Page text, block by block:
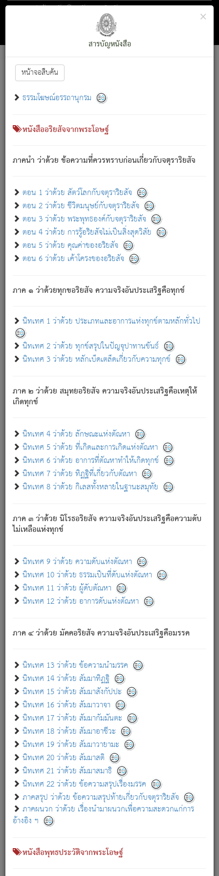
ตอน 1 ว่าด้วย สัตว์โลกกับจตุราริยสัจ
สารบัญ×
สารบัญหนังสือ
หน้าจอสืบค้น
ธรรมโฆษณ์อรรถานุกรม
หนังสืออริยสัจจากพระโอษฐ์
ภาคนำ ว่าด้วย ข้อความที่ควรทราบก่อนเกี่ยวกับจตุราริยสัจ
ตอน 1 ว่าด้วย สัตว์โลกกับจตุราริยสัจ
ตอน 2 ว่าด้วย ชีวิตมนุษย์กับจตุราริยสัจ
ตอน 3 ว่าด้วย พระพุทธองค์กับจตุราริยสัจ
ตอน 4 ว่าด้วย การรู้อริยสัจไม่เป็นสิ่งสุดวิสัย
ตอน 5 ว่าด้วย คุณค่าของอริยสัจ
ตอน 6 ว่าด้วย เค้าโครงของอริยสัจ
ภาค ๑ ว่าด้วยทุกขอริยสัจ ความจริงอันประเสริฐคือทุกข์
นิทเทศ 1 ว่าด้วย ประเภทและอาการแห่งทุกข์ตามหลักทั่วไป
นิทเทศ 2 ว่าด้วย ทุกข์สรุปในปัญจุปาทานขันธ์
นิทเทศ 3 ว่าด้วย หลักเบ็ดเตล็ดเกี่ยวกับความทุกข์
ภาค ๒ ว่าด้วย สมุทยอริยสัจ ความจริงอันประเสริฐคือเหตุให้
เกิดทุกข์
นิทเทศ 4 ว่าด้วย ลักษณะแห่งตัณหา
นิทเทศ 5 ว่าด้วย ที่เกิดและการเกิดแห่งตัณหา
นิทเทศ 6 ว่าด้วย อาการที่ตัณหาทำให้เกิดทุกข์
นิทเทศ 7 ว่าด้วย ทิฏฐิที่เกี่ยวกับตัณหา
นิทเทศ 8 ว่าด้วย กิเลสทั้งหลายในฐานะสมุทัย
ภาค ๓ ว่าด้วย นิโรธอริยสัจ ความจริงอันประเสริฐคือความดับ
ไม่เหลือแห่งทุกข์
นิทเทศ 9 ว่าด้วย ความดับแห่งตัณหา
นิทเทศ 10 ว่าด้วย ธรรมเป็นที่ดับแห่งตัณหา
นิทเทศ 11 ว่าด้วย ผู้ดับตัณหา
นิทเทศ 12 ว่าด้วย อาการดับแห่งตัณหา
ภาค ๔ ว่าด้วย มัคคอริยสัจ ความจริงอันประเสริฐคือมรรค
นิทเทศ 13 ว่าด้วย ข้อความนำมรรค
นิทเทศ 14 ว่าด้วย สัมมาทิฏฐิ
นิทเทศ 15 ว่าด้วย สัมมาสังกัปปะ
นิทเทศ 16 ว่าด้วย สัมมาวาจา
นิทเทศ 17 ว่าด้วย สัมมากัมมันตะ
นิทเทศ 18 ว่าด้วย สัมมาอาชีวะ
นิทเทศ 19 ว่าด้วย สัมมาวายามะ
นิทเทศ 20 ว่าด้วย สัมมาสติ
นิทเทศ 21 ว่าด้วย สัมมาสมาธิ
นิทเทศ 22 ว่าด้วย ข้อความสรุปเรื่องมรรค
ภาคสรุป ว่าด้วย ข้อความสรุปท้ายเกี่ยวกับจตุราริยสัจ
ภาคผนวก ว่าด้วย เรื่องนำมาผนวกเพื่อความสะดวกแก่การ
อ้างอิง ฯ
หนังสือพุทธประวัติจากพระโอษฐ์
Font :15 ]||
สัตว์โลกนี้ เกิดความเดือดร้อนแล้ว มีผัสสะบังหน้า
เขาสำคัญสิ่งใด โดยความเป็นประการใด แต่สิ่งนั้นย่อมเป็น
(ตามที่เป็นจริง) โดยประการอื่นจากที่เขาสำคัญนั้น
สัตว์โลกติดข้องอยู่ในภพ ถูกภพบังหน้าแล้ว มีภพโดยความ
เป็นอย่างอื่น (จากที่มันเป็นอยู่จริง) จึงได้เพลิดเพลินยิ่งนักในภพ
เขาเพลิดเพลินยิ่งนักในสิ่งใด สิ่งนั้นเป็นภัย (ที่เขาไม่รู้จัก)
เขากลัวต่อสิ่งใดสิ่งนั้นเป็นทุกข์
พรหมจรรย์นี้ อันบุคคลย่อมประพฤติ ก็เพื่อการละขาดซึ่ง
ภพ.
สมณะหรือพราหมณ์เหล่าใด กล่าวความหลุดพ้นจากภพว่า
มีได้เพราะภพ เรากล่าวว่า สมณะหรือพราหมณ์ทั้งปวงนั้น
มิใช่ผู้หลดพ้นจากภพ.
ภพ ว่ามีได้เพราะวิภพ[2]: เรากล่าวว่า สมณะหรือพราหมณ์ทั้ง
ปวงนั้น ก็ยังสลัดภพออกไปไม่ได้.
ก็ทุกข์นี้มีขึ้น เพราะอาศัยซึ่งอุปธิทั้งปวง.
เพราะความสิ้นไปแห่งอุปาทานทั้งปวง ความเกิดขึ้นแห่ง
ทุกข์จึงไม่มี.
ท่านจงดูโลกนี้เถิด (จะเห็นว่า) สัตว์ทั้งหลายอันอวิชาหนา
แน่นบังหนาแล้ว; และว่า สัตว์ผู้ยินดีในภพอันเป็นแล้วนั้น ย่อม
อันเป็นไปในที่หรือเวลาทั้งปวง[3]เพื่อความมีแห่งประโยชน์โดย
ประการทั้งปวง; ภพทั้งหลายทั้งหมดนั้น ไม่เที่ยง เป็นทุกข์ มี
ความแปรปรวนเป็นธรรมดา.
อย่างนี้อยู่; เขาย่อมละภวตัณหาได้ และไม่เพลิดเพลินวิภวตัณหา
ด้วย.
ความดับเพราะความสำรอกไม่เหลือ (แห่งภพทั้งหลาย)
เพราะความสิ้นไปแห่งตัณหาโดยประการทั้งปวง นั้นคือ
นิพพาน.
ภพใหม่ย่อมไม่มีแก่ภิกษุนั้น ผู้ดับเย็นสนิทแล้ว เพราะไม่มี
ภิกษุนั้น เป็นผู้ครอบงำมารได้แล้ว ชนะสงครามแล้ว ก้าวล่วง
ภพทั้งหลายทั้งปวงได้แล้ว เป็นผู้คงที่ (คือไม่เปลี่ยนแปลงอีกต่อ
- อุ.ขุ. ๒๕/๑๒๑/๘๔.
(ข้อความนี้ เป็นพระพุทธอุทานที่ทรงเปล่งออก ที่โคนต้นโพธิ์
เป็นที่ตรัสรู้ เมื่อตรัสรู้แล้วได้ 7 วัน)
เกี่ยวกับธรรมโฆษณ์ออนไลน์ (Disclaimer)
แม้ระบบ "ธรรมโฆษณ์ออนไลน์" พยายามปรับปรุงข้อมูลให้ถูกต้องมากที่สุด
ผู้ศึกษาก็พึงตรวจสอบกับตัวเล่มหนังสือต้นฉบับ ที่มีการพิมพ์ครั้งล่าสุด
ก่อนนำข้อมูลไปใช้ในการอ้างอิง"
เกี่ยวกับอัตถจารี|เกี่ยวกับการพัฒนา|แจ้งข้อผิดพลาด / แนะนำ
หนังสือที่เกี่ยวข้อง